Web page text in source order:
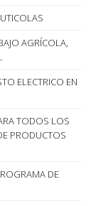
AGRÍCOLA,
ELECTRICO EN
TODOS LOS
PRODUCTOS
DE